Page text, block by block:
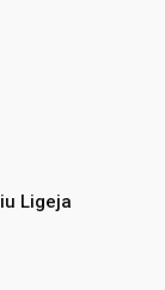
Ligeja